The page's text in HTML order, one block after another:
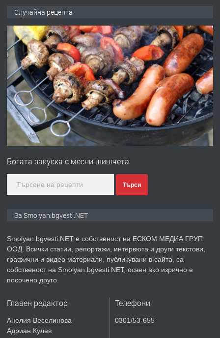
преди 2 години
ПРЕДЛАГА
УДЪЛЖАВАНЕ НА ЧОВЕШКИЯТ
ЖИВОТ И ПОДОБРЯВАНЕ НА
НЕГОВОТО КАЧЕСТВО
преди 2 години
ПРЕДЛАГА Имот в Северна Гърция, до Кавала
преди 2 години
ПРЕДЛАГА КЪЩА В МАРОНЯ
Случайна рецепта
Богата закуска с месни шишчета
Търси
За Smolyan.bgvesti.NET
Smolyan.bgvesti.NET е собственост на ЕСКОМ МЕДИА ГРУП
ООД. Всички статии, репортажи, интервюта и други текстови,
графични и видео материали, публикувани в сайта, са
собственост на Smolyan.bgvesti.NET, освен ако изрично е
посочено друго.
Главен редактор
Анелия Веселинова
Адриан Кулев
Телефони
0301/53-655